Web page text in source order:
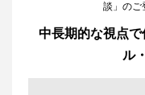
談」のご
中長期的な視点
ル